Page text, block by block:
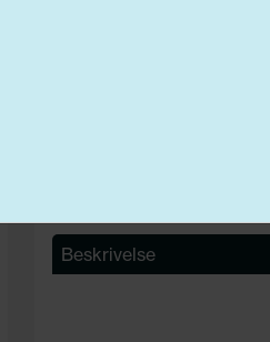
Beskrivelse